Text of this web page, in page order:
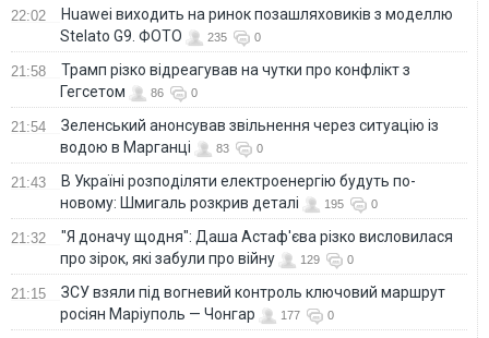
22:02
Huawei виходить на ринок позашляховиків з моделлю
Stelato G9. ФОТО
235 0
21:58
Трамп різко відреагував на чутки про конфлікт з
Гегсетом
86 0
21:54
Зеленський анонсував звільнення через ситуацію із
водою в Марганці
83 0
21:43
В Україні розподіляти електроенергію будуть по-
новому: Шмигаль розкрив деталі
195 0
21:32
"Я доначу щодня": Даша Астаф'єва різко висловилася
про зірок, які забули про війну
129 0
21:15
ЗСУ взяли під вогневий контроль ключовий маршрут
росіян Маріуполь — Чонгар
177 0